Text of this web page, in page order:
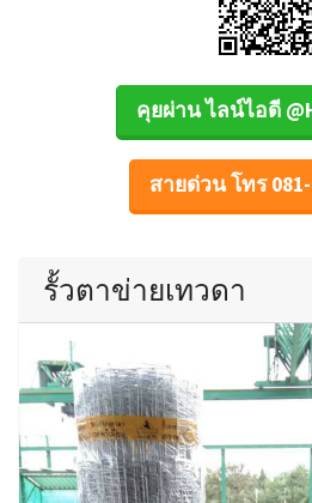
คุยผ่าน ไลน์ไอดี
สายด่วน โทร 081-
รั้วตาข่ายเทวดา